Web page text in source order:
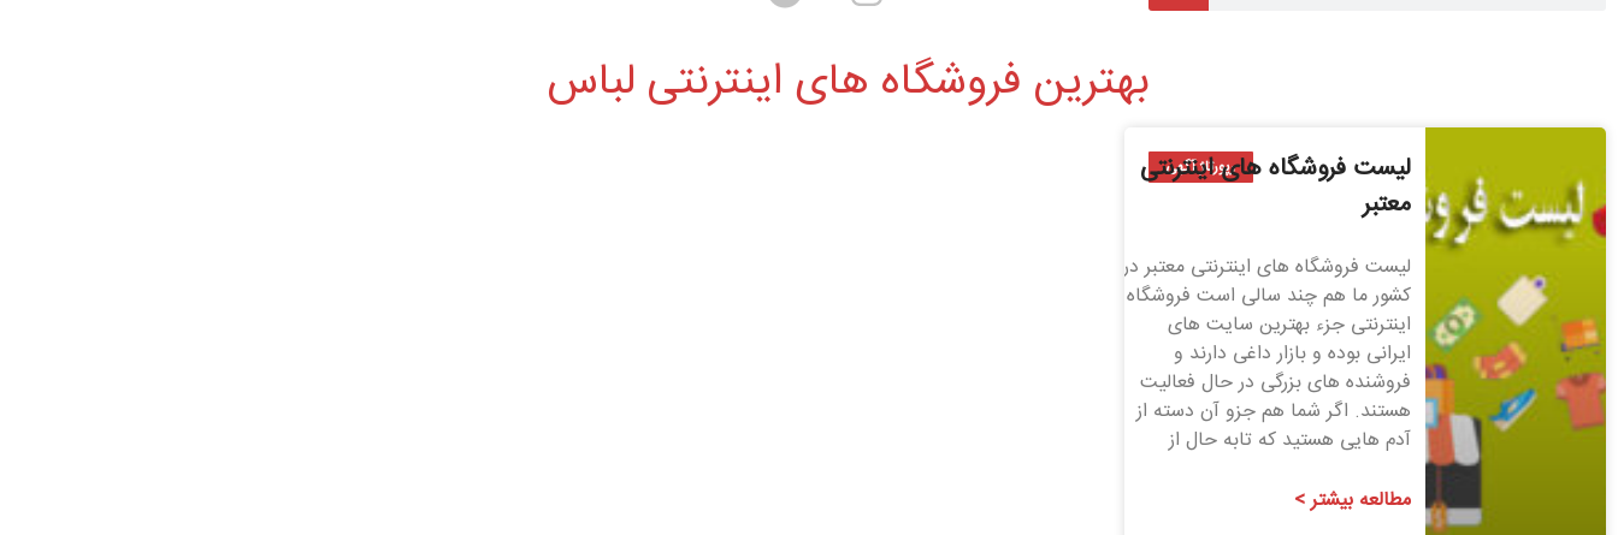
بهترین فروشگاه های اینترنتی لباس
رپورتاژ آگهی
لیست فروشگاه های اینترنتی
معتبر
لیست فروشگاه های اینترنتی معتبر در
کشور ما هم چند سالی است فروشگاه
اینترنتی جزء بهترین سایت های
ایرانی بوده و بازار داغی دارند و
فروشنده های بزرگی در حال فعالیت
هستند. اگر شما هم جزو آن دسته از
آدم هایی هستید که تابه حال از
مطالعه بیشتر >